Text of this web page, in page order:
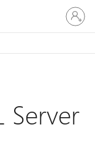
oturum
açın
Server